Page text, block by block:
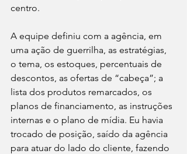
centro.
A equipe definiu com a agência, em
uma ação de guerrilha, as estratégias,
o tema, os estoques, percentuais de
descontos, as ofertas de “cabeça”; a
lista dos produtos remarcados, os
planos de financiamento, as instruções
internas e o plano de mídia. Eu havia
trocado de posição, saído da agência
para atuar do lado do cliente, fazendo